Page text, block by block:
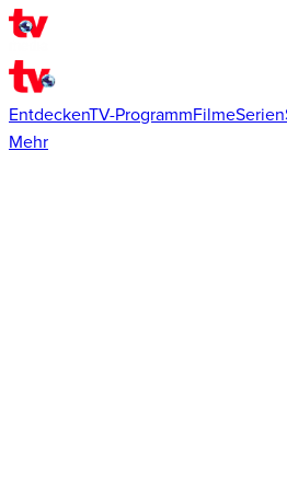
EntdeckenTV-ProgrammFilmeSerien
Mehr